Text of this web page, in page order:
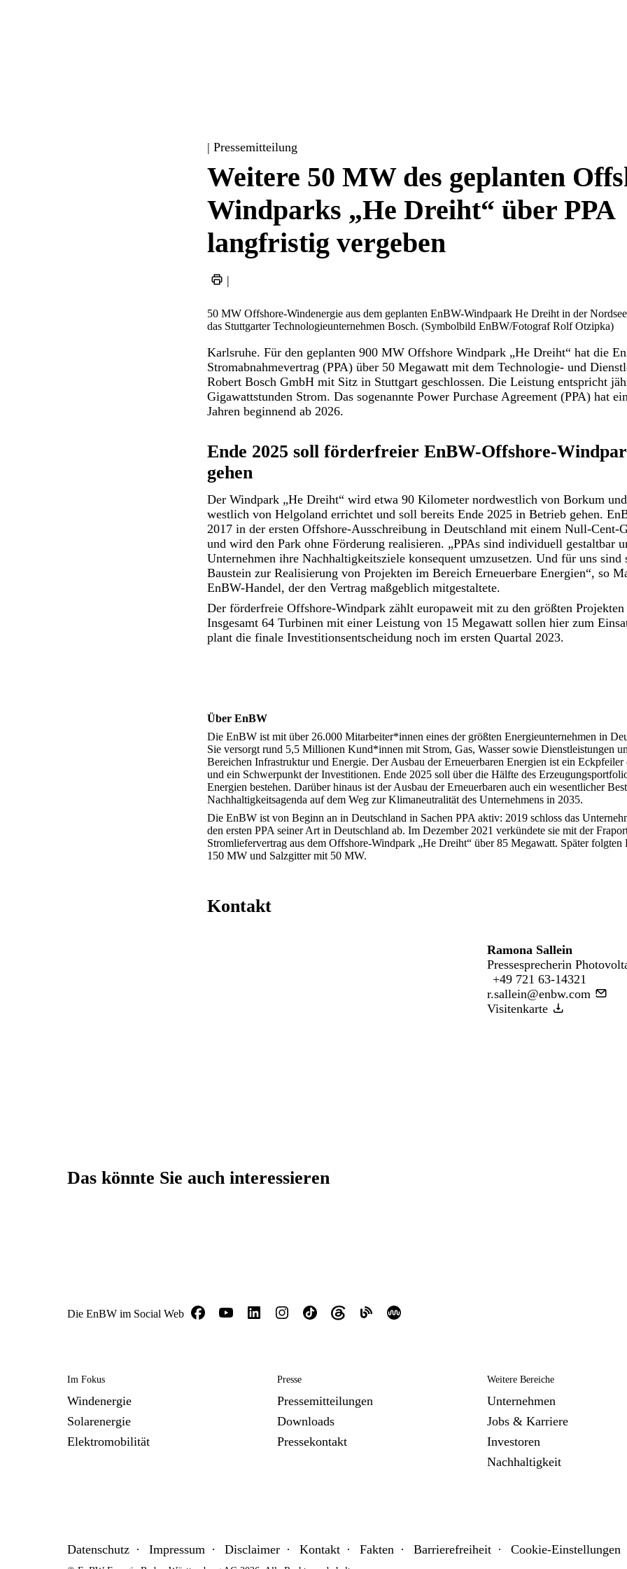
| Pressemitteilung
Weitere 50 MW des geplanten
Windparks „He Dreiht“ über PPA
langfristig vergeben
|
50 MW Offshore-Windenergie aus dem geplanten EnBW-Windpaark He Dreiht in der
das Stuttgarter Technologieunternehmen Bosch. (Symbolbild EnBW/Fotograf Rolf Otzipka)
Karlsruhe. Für den geplanten 900 MW Offshore Windpark „He Dreiht“ hat die
Stromabnahmevertrag (PPA) über 50 Megawatt mit dem Technologie- und
Robert Bosch GmbH mit Sitz in Stuttgart geschlossen. Die Leistung entspricht
Gigawattstunden Strom. Das sogenannte Power Purchase Agreement (PPA) hat
Jahren beginnend ab 2026.
Ende 2025 soll förderfreier EnBW-Offshore-
gehen
Der Windpark „He Dreiht“ wird etwa 90 Kilometer nordwestlich von Borkum
westlich von Helgoland errichtet und soll bereits Ende 2025 in Betrieb gehen.
2017 in der ersten Offshore-Ausschreibung in Deutschland mit einem Null-Cent-
und wird den Park ohne Förderung realisieren. „PPAs sind individuell gestaltbar
Unternehmen ihre Nachhaltigkeitsziele konsequent umzusetzen. Und für uns
Baustein zur Realisierung von Projekten im Bereich Erneuerbare Energien“, so
EnBW-Handel, der den Vertrag maßgeblich mitgestaltete.
Der förderfreie Offshore-Windpark zählt europaweit mit zu den größten Projekten
Insgesamt 64 Turbinen mit einer Leistung von 15 Megawatt sollen hier zum
plant die finale Investitionsentscheidung noch im ersten Quartal 2023.
Über EnBW
Die EnBW ist mit über 26.000 Mitarbeiter*innen eines der größten Energieunternehmen in
Sie versorgt rund 5,5 Millionen Kund*innen mit Strom, Gas, Wasser sowie Dienstleistungen
Bereichen Infrastruktur und Energie. Der Ausbau der Erneuerbaren Energien ist ein Eckpfeiler
und ein Schwerpunkt der Investitionen. Ende 2025 soll über die Hälfte des
Energien bestehen. Darüber hinaus ist der Ausbau der Erneuerbaren auch ein wesentlicher
Nachhaltigkeitsagenda auf dem Weg zur Klimaneutralität des Unternehmens in 2035.
Die EnBW ist von Beginn an in Deutschland in Sachen PPA aktiv: 2019 schloss das
den ersten PPA seiner Art in Deutschland ab. Im Dezember 2021 verkündete sie mit der
Stromliefervertrag aus dem Offshore-Windpark „He Dreiht“ über 85 Megawatt. Später folgten
150 MW und Salzgitter mit 50 MW.
Kontakt
Ramona Sallein
Pressesprecherin
+49 721 63-14321
r.sallein@enbw.com
Visitenkarte
Das könnte Sie auch interessieren
Die EnBW im Social Web
Im Fokus
Windenergie
Solarenergie
Elektromobilität
Presse
Pressemitteilungen
Downloads
Pressekontakt
Weitere Bereiche
Unternehmen
Jobs & Karriere
Investoren
Nachhaltigkeit
Datenschutz Impressum Disclaimer Kontakt Fakten Barrierefreiheit Cookie-Einstellungen